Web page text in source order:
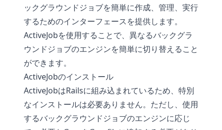
ックグラウンドジョブを簡単に作成、管理、実行
するためのインターフェースを提供します。
ActiveJobを使用することで、異なるバックグラ
ウンドジョブのエンジンを簡単に切り替えること
ができます。
ActiveJobのインストール
ActiveJobはRailsに組み込まれているため、特別
なインストールは必要ありません。ただし、使用
するバックグラウンドジョブのエンジンに応じ